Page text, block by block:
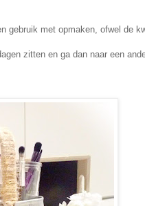
gebruik met opmaken, ofwel de
zitten en ga dan naar een